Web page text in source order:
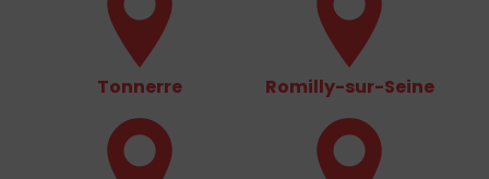
Tonnerre Romilly-sur-Seine